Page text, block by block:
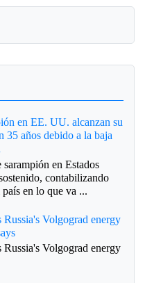
en EE. UU. alcanzan su
35 años debido a la baja
en Estados
contabilizando
en lo que va ...
Russia's Volgograd energy
Russia's Volgograd energy